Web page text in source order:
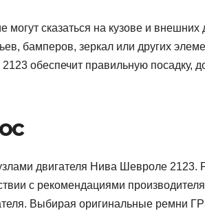
сказаться на кузове и внешних
бамперов, зеркал или других
обеспечит правильную посадку,
двигателя Нива Шевроле 2123.
с рекомендациями
Выбирая оригинальные ремни